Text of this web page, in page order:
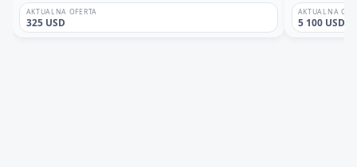
AKTUALNA OFERTA
325 USD
AKTUALNA
5 100 USD